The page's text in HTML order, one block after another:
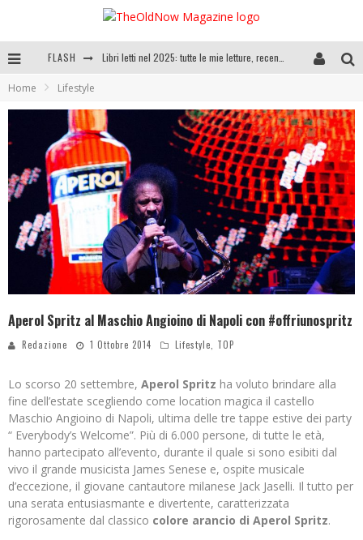
FLASH
Anya Taylor-Joy, Jisoo e Willow Smith protagoniste della nuova campagna Dior Addict
Libri letti nel 2025: tutte le mie letture, recensioni e giudizi
Home Lifestyle
Aperol Spritz al Maschio Angioino di Napoli con #offriunospritz
Redazione 1 Ottobre 2014 Lifestyle, TOP
Lo scorso 20 settembre, Aperol Spritz ha voluto brindare alla
fine dell’estate scegliendo come location magica il castello
Maschio Angioino di Napoli, ultima delle tre tappe estive dei party
“ Everybody’s Welcome”. Più di 6.000 persone, di tutte le età,
hanno partecipato all’evento, durante il quale si sono esibiti dal
vivo il grande musicista James Senese e, ospite musicale
d’eccezione, il giovane cantautore milanese Jack Jaselli. Il tutto per
una serata entusiasmante e divertente, caratterizzata
rigorosamente dal classico colore arancio di Aperol Spritz.